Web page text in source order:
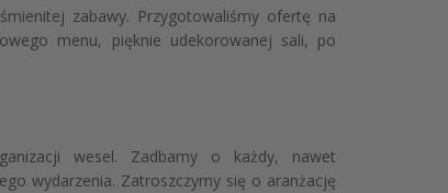
zabawy. Przygotowaliśmy ofertę na
menu, pięknie udekorowanej sali, po
wesel. Zadbamy o każdy, nawet
wydarzenia. Zatroszczymy się o aranżację